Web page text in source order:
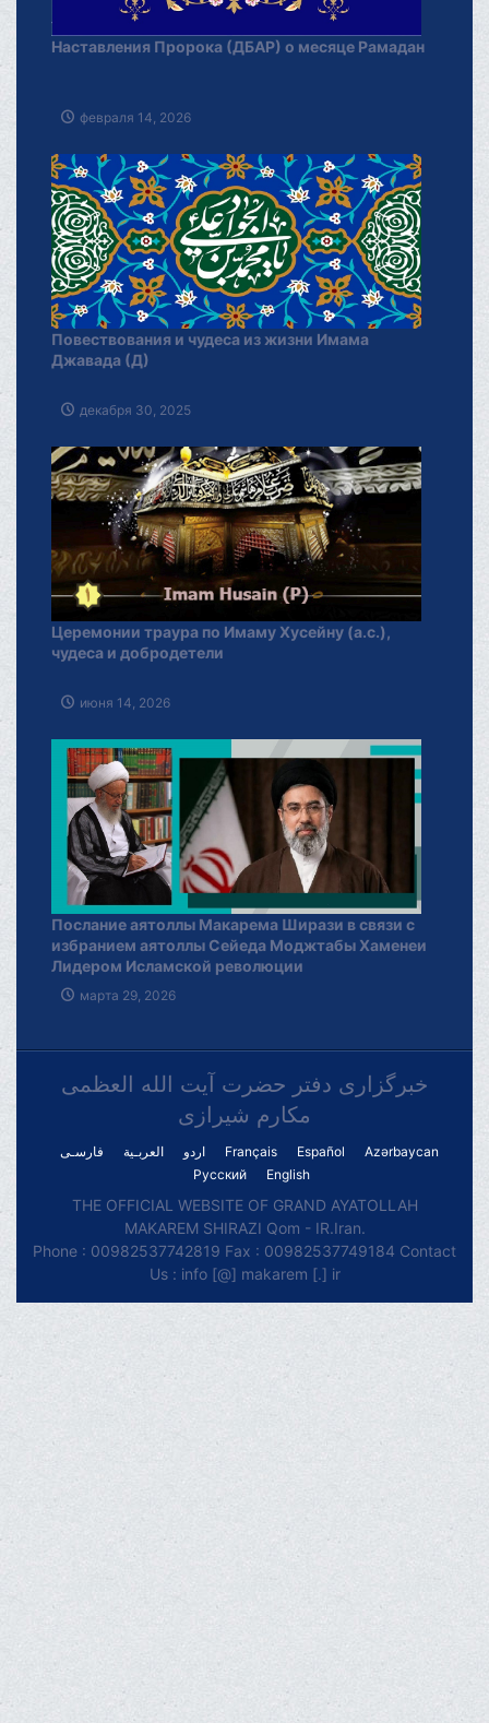
Наставления Пророка (ДБАР) о месяце Рамадан
февраля 14, 2026
Повествования и чудеса из жизни Имама
Джавада (Д)
декабря 30, 2025
Церемонии траура по Имаму Хусейну (а.с.),
чудеса и добродетели
июня 14, 2026
Послание аятоллы Макарема Ширази в связи с
избранием аятоллы Сейеда Моджтабы Хаменеи
Лидером Исламской революции
марта 29, 2026
خبرگزاری دفتر حضرت آیت الله العظمی
مکارم شیرازی
فارسـی العربـیة اردو Français Español
Azərbaycan
Русский
English
THE OFFICIAL WEBSITE OF GRAND AYATOLLAH
MAKAREM SHIRAZI Qom - IR.Iran.
Phone : 00982537742819 Fax : 00982537749184 Contact
Us : info [@] makarem [.] ir